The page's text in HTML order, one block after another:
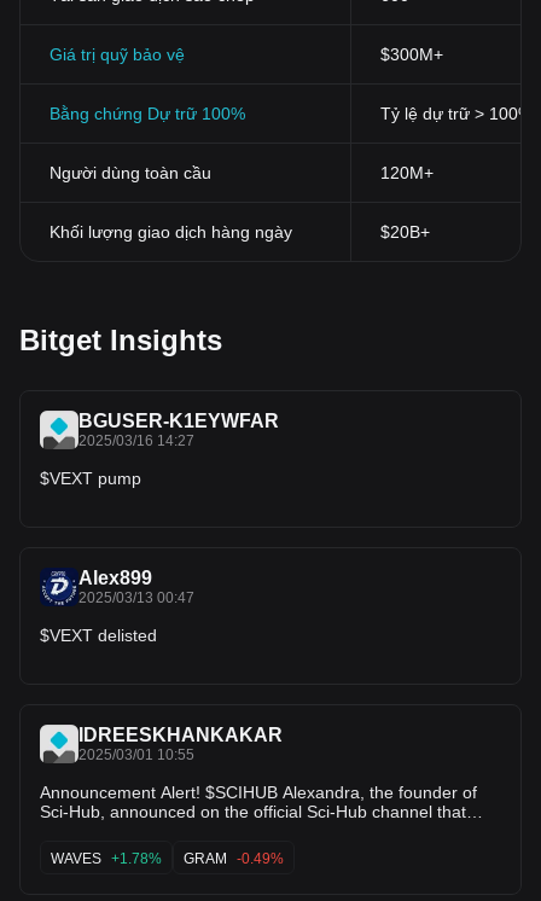
toàn và thân thi ện v ới ngư ững ngư
Giá trị quỹ bảo vệ $300M+
Bằng chứng Dự trữ 100% Tỷ lệ dự trữ > 100%
Người dùng toàn cầu 120M+
Khối lượng giao dịch hàng ngày $20B+
Bitget Insights
BGUSER-K1EYWFAR
2025/03/16 14:27
$VEXT pump
Alex899
2025/03/13 00:47
$VEXT delisted
IDREESKHANKAKAR
2025/03/01 10:55
Announcement Alert! $SCIHUB Alexandra, the founder of
Sci-Hub, announced on the official Sci-Hub channel that
is a new platform where anyone can upload scientific papers
and receive SCIHUB token rewards. Sci-Net will create a
WAVES +1.78% GRAM -0.49%